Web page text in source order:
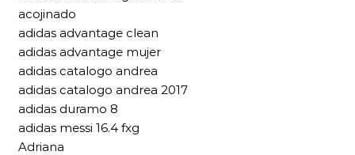
acojinado
adidas advantage clean
adidas advantage mujer
adidas catalogo andrea
adidas catalogo andrea 2017
adidas duramo 8
adidas messi 16.4 fxg
Adriana